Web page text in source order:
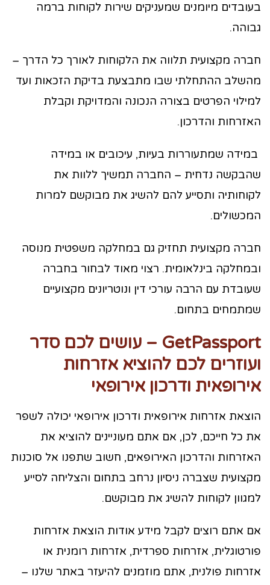
בעובדים מיומנים שמעניקים שירות לקוחות ברמה
גבוהה.
חברה מקצועית תלווה את הלקוחות לאורך כל הדרך –
מהשלב ההתחלתי שבו מתבצעת בדיקת הזכאות ועד
למילוי הפרטים בצורה הנכונה והמדויקת וקבלת
האזרחות והדרכון.
במידה שמתעוררות בעיות, עיכובים או במידה
שהבקשה נדחית – החברה תמשיך ללוות את
לקוחותיה ותסייע להם להשיג את מבוקשם למרות
המכשולים.
חברה מקצועית תחזיק גם במחלקה משפטית מנוסה
ובמחלקה בינלאומית. רצוי מאוד לבחור בחברה
שעובדת עם הרבה עורכי דין ונוטריונים מקצועיים
שמתמחים בתחום.
GetPassport – עושים לכם סדר
ועוזרים לכם להוציא אזרחות
אירופאית ודרכון אירופאי
הוצאת אזרחות אירופאית ודרכון אירופאי יכולה לשפר
את כל חייכם, לכן, אם אתם מעוניינים להוציא את
האזרחות והדרכון האירופאים, חשוב שתפנו אל סוכנות
מקצועית שצברה ניסיון נרחב בתחום והצליחה לסייע
למגוון לקוחות להשיג את מבוקשם.
אם אתם רוצים לקבל מידע אודות הוצאת אזרחות
פורטוגלית, אזרחות ספרדית, אזרחות רומנית או
אזרחות פולנית, אתם מוזמנים להיעזר באתר שלנו –